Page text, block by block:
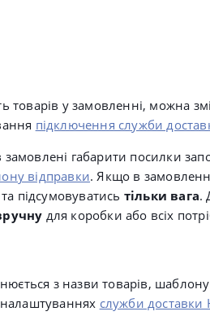
товарів у замовленні, можна
підключення служби
габарити посилки
відправки. Якщо в
підсумовуватись тільки вага.
для коробки або всіх
з назви товарів,
служби доставки